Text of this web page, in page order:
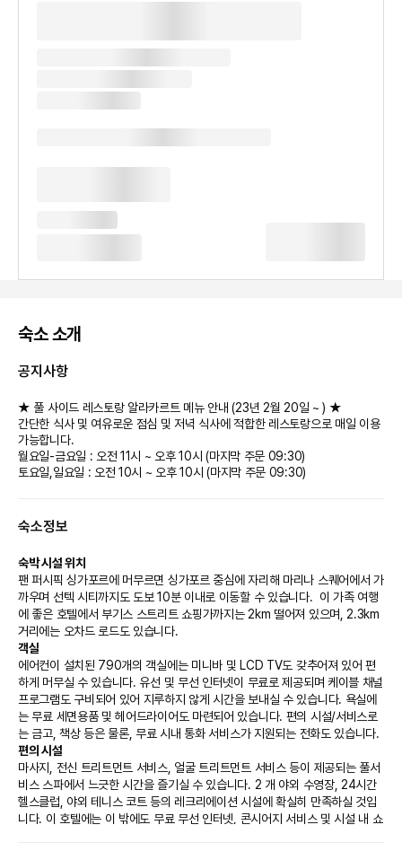
숙소 소개
공지사항
★ 풀 사이드 레스토랑 알라카르트 메뉴 안내 (23년 2월 20일 ~ ) ★
간단한 식사 및 여유로운 점심 및 저녁 식사에 적합한 레스토랑으로 매일 이용
가능합니다.
월요일-금요일 : 오전 11시 ~ 오후 10시 (마지막 주문 09:30)
토요일,일요일 : 오전 10시 ~ 오후 10시 (마지막 주문 09:30)
숙소정보
숙박 시설 위치
팬 퍼시픽 싱가포르에 머무르면 싱가포르 중심에 자리해 마리나 스퀘어에서 가
까우며 선텍 시티까지도 도보 10분 이내로 이동할 수 있습니다.  이 가족 여행
에 좋은 호텔에서 부기스 스트리트 쇼핑가까지는 2km 떨어져 있으며, 2.3km
거리에는 오차드 로드도 있습니다.
객실
에어컨이 설치된 790개의 객실에는 미니바 및 LCD TV도 갖추어져 있어 편
하게 머무실 수 있습니다. 유선 및 무선 인터넷이 무료로 제공되며 케이블 채널
프로그램도 구비되어 있어 지루하지 않게 시간을 보내실 수 있습니다. 욕실에
는 무료 세면용품 및 헤어드라이어도 마련되어 있습니다. 편의 시설/서비스로
는 금고, 책상 등은 물론, 무료 시내 통화 서비스가 지원되는 전화도 있습니다.
편의 시설
마사지, 전신 트리트먼트 서비스, 얼굴 트리트먼트 서비스 등이 제공되는 풀서
비스 스파에서 느긋한 시간을 즐기실 수 있습니다. 2 개 야외 수영장, 24시간
헬스클럽, 야외 테니스 코트 등의 레크리에이션 시설에 확실히 만족하실 것입
니다. 이 호텔에는 이 밖에도 무료 무선 인터넷, 콘시어지 서비스 및 시설 내 쇼